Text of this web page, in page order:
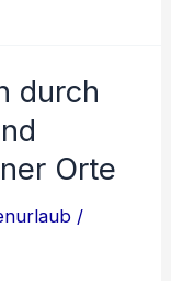
durch
Orte
/